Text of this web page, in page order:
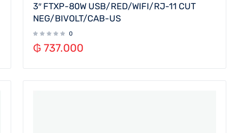
3″ FTXP-80W USB/RED/WIFI/RJ-11 CUT
NEG/BIVOLT/CAB-US
0
₲ 737.000